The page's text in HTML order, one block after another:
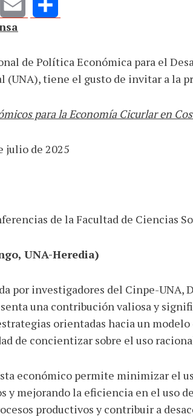
Email
de Política Económica para el
(UNA), tiene el gusto de invitar a la
para la Economía Cicurlar en
julio de 2025
de la Facultad de Ciencias
UNA-Heredia)
por investigadores del Cinpe-UNA,
una contribución valiosa y
orientadas hacia un
de concientizar sobre el uso
económico permite minimizar el
y mejorando la eficiencia en el uso
productivos y contribuir a